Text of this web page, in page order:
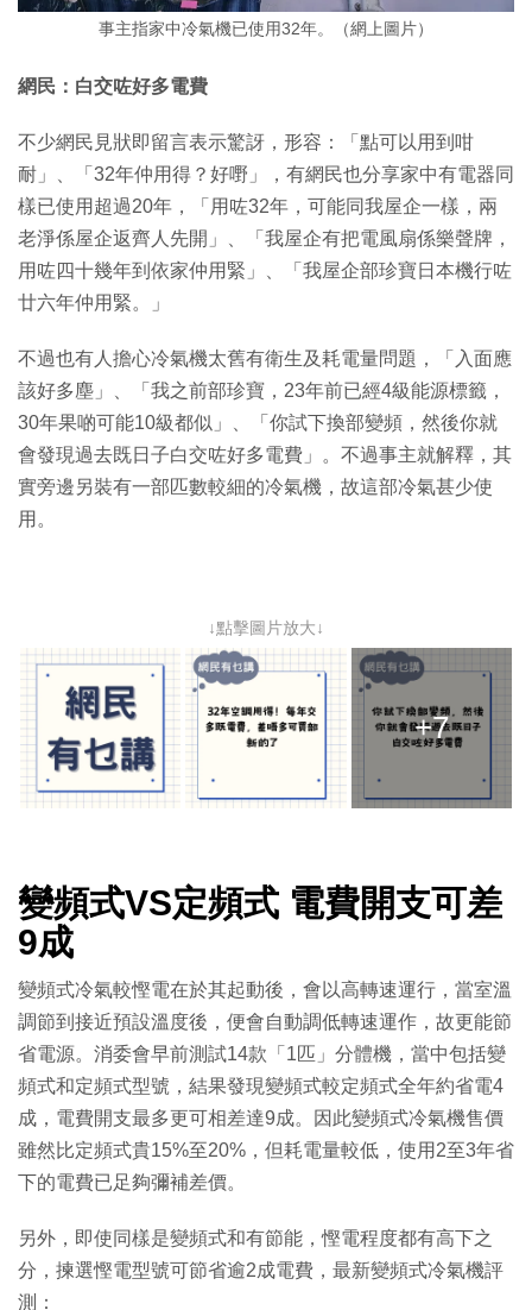
事主指家中冷氣機已使用32年。（網上圖片）
網民：白交咗好多電費
不少網民見狀即留言表示驚訝，形容：「點可以用到咁
耐」、「32年仲用得？好嘢」，有網民也分享家中有電器同
樣已使用超過20年，「用咗32年，可能同我屋企一樣，兩
老淨係屋企返齊人先開」、「我屋企有把電風扇係樂聲牌，
用咗四十幾年到依家仲用緊」、「我屋企部珍寶日本機行咗
廿六年仲用緊。」
不過也有人擔心冷氣機太舊有衛生及耗電量問題，「入面應
該好多塵」、「我之前部珍寶，23年前已經4級能源標籤，
30年果啲可能10級都似」、「你試下換部變頻，然後你就
會發現過去既日子白交咗好多電費」。不過事主就解釋，其
實旁邊另裝有一部匹數較細的冷氣機，故這部冷氣甚少使
用。
↓點擊圖片放大↓
+7
變頻式VS定頻式 電費開支可差
9成
變頻式冷氣較慳電在於其起動後，會以高轉速運行，當室溫
調節到接近預設溫度後，便會自動調低轉速運作，故更能節
省電源。消委會早前測試14款「1匹」分體機，當中包括變
頻式和定頻式型號，結果發現變頻式較定頻式全年約省電4
成，電費開支最多更可相差達9成。因此變頻式冷氣機售價
雖然比定頻式貴15%至20%，但耗電量較低，使用2至3年省
下的電費已足夠彌補差價。
另外，即使同樣是變頻式和有節能，慳電程度都有高下之
分，揀選慳電型號可節省逾2成電費，最新變頻式冷氣機評
測：